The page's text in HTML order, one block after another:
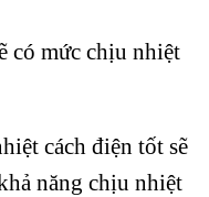
có mức chịu nhiệt
cách điện tốt sẽ
năng chịu nhiệt